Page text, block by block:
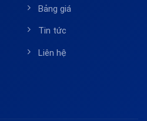
Bảng giá
Tin tức
Liên hệ